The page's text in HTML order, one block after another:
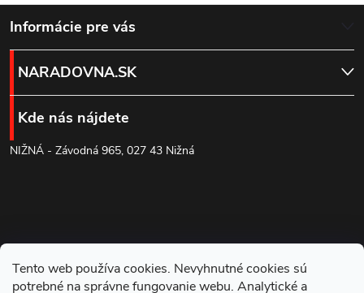
Tento web používa cookies. Nevyhnutné cookies sú
potrebné na správne fungovanie webu. Analytické a
Z
á
p
ä
e
Informácie pre vás
NARADOVNA.SK
Kde nás nájdete
NIŽNÁ - Závodná 965, 027 43 Nižná